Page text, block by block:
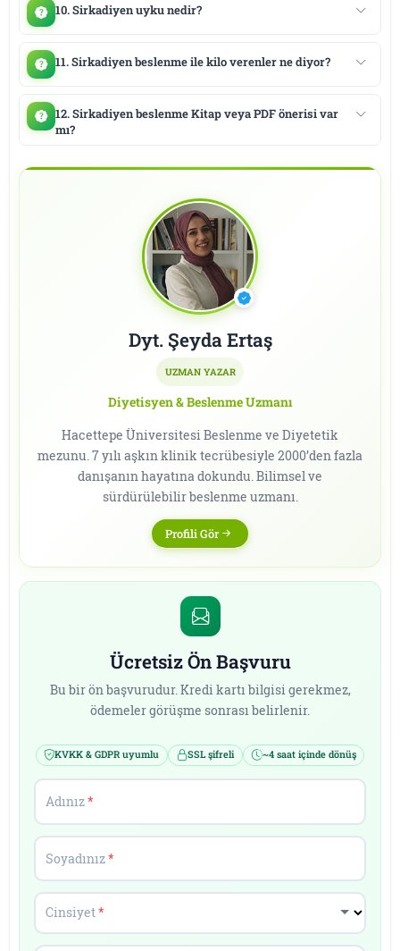
10. Sirkadiyen uyku nedir?
11. Sirkadiyen beslenme ile kilo verenler ne diyor?
12. Sirkadiyen beslenme Kitap veya PDF önerisi var
mı?
Dyt. Şeyda Ertaş
UZMAN YAZAR
Diyetisyen & Beslenme Uzmanı
Hacettepe Üniversitesi Beslenme ve Diyetetik
mezunu. 7 yılı aşkın klinik tecrübesiyle 2000’den fazla
danışanın hayatına dokundu. Bilimsel ve
sürdürülebilir beslenme uzmanı.
Profili Gör
Ücretsiz Ön Başvuru
Bu bir ön başvurudur. Kredi kartı bilgisi gerekmez,
ödemeler görüşme sonrası belirlenir.
KVKK & GDPR uyumlu SSL şifreli ~4 saat içinde dönüş
Adınız*
Soyadınız*
Cinsiyet*